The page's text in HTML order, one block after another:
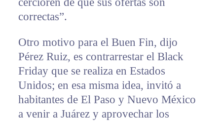
correctas”.
Otro motivo para el Buen Fin, dijo
Pérez Ruiz, es contrarrestar el Black
Friday que se realiza en Estados
Unidos; en esa misma idea, invitó a
habitantes de El Paso y Nuevo México
a venir a Juárez y aprovechar los